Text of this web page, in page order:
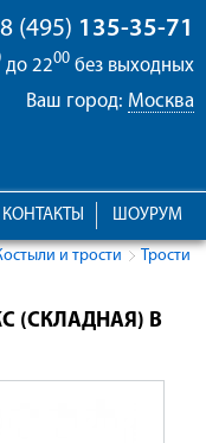
8 (495) 135-35-71
до 2200 без выходных
Ваш город: Москва
ШОУРУМ
КОНТАКТЫ
и трости
Трости
(СКЛАДНАЯ) В